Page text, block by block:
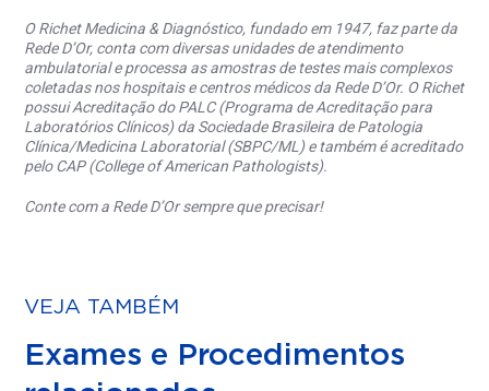
O Richet Medicina & Diagnóstico, fundado em 1947, faz parte da
Rede D’Or, conta com diversas unidades de atendimento
ambulatorial e processa as amostras de testes mais complexos
coletadas nos hospitais e centros médicos da Rede D’Or. O Richet
possui Acreditação do PALC (Programa de Acreditação para
Laboratórios Clínicos) da Sociedade Brasileira de Patologia
Clínica/Medicina Laboratorial (SBPC/ML) e também é acreditado
pelo CAP (College of American Pathologists).
Conte com a Rede D’Or sempre que precisar!
VEJA TAMBÉM
Exames e Procedimentos